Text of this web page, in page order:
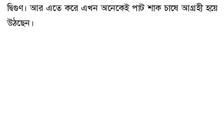
দ্বিগুণ। আর এতে করে এখন অনেকেই পাট শাক চাষে আগ্রহী হয়ে
উঠছেন।